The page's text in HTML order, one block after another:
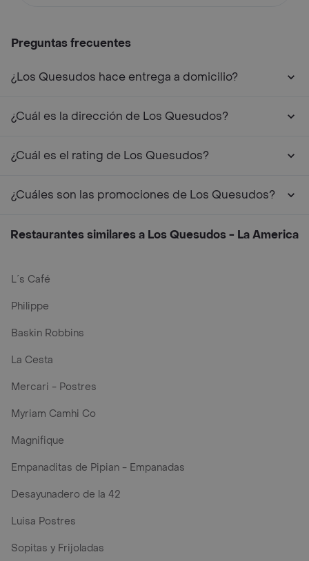
Preguntas frecuentes
¿Los Quesudos hace entrega a domicilio?
¿Cuál es la dirección de Los Quesudos?
¿Cuál es el rating de Los Quesudos?
¿Cuáles son las promociones de Los Quesudos?
Restaurantes similares a Los Quesudos - La America
L´s Café
Philippe
Baskin Robbins
La Cesta
Mercari - Postres
Myriam Camhi Co
Magnifique
Empanaditas de Pipian - Empanadas
Desayunadero de la 42
Luisa Postres
Sopitas y Frijoladas